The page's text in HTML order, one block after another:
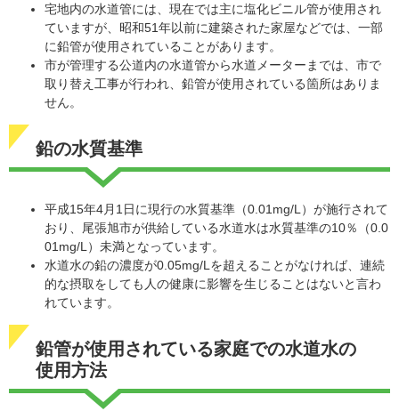
宅地内の水道管には、現在では主に塩化ビニル管が使用され
ていますが、昭和51年以前に建築された家屋などでは、一部
に鉛管が使用されていることがあります。
市が管理する公道内の水道管から水道メーターまでは、市で
取り替え工事が行われ、鉛管が使用されている箇所はありま
せん。
鉛の水質基準
平成15年4月1日に現行の水質基準（0.01mg/L）が施行されて
おり、尾張旭市が供給している水道水は水質基準の10％（0.0
01mg/L）未満となっています。
水道水の鉛の濃度が0.05mg/Lを超えることがなければ、連続
的な摂取をしても人の健康に影響を生じることはないと言わ
れています。
鉛管が使用されている家庭での水道水の
使用方法